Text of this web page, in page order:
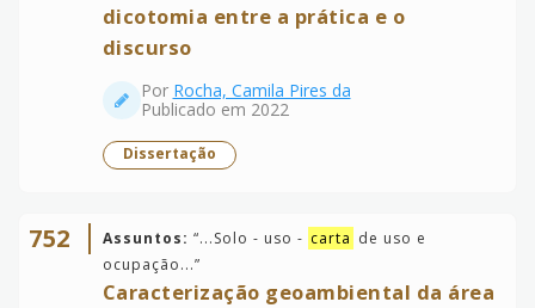
dicotomia entre a prática e o
discurso
Por Rocha, Camila Pires da
Publicado em 2022
Dissertação
752 Assuntos: “...Solo - uso - carta de uso e
ocupação...”
Caracterização geoambiental da área